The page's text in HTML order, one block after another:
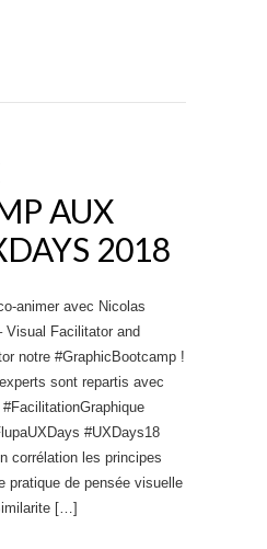
AUX
2018
animer avec Nicolas
Visual Facilitator and
notre #GraphicBootcamp !
sont repartis avec
#UXDays18‬
corrélation les principes
pratique de pensée visuelle
[…]